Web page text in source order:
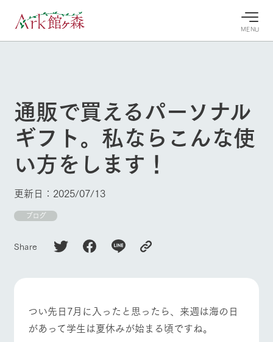
MENU
牧場へ行
く
よく見られている情報
今日の牧
場・営業
案内
本日の営業時間
や牧場の天気、
イベン
ト/フェ
ア
牧場の楽
施設・体験情報
フラワー
ガーデン
動物とふ
れあう
アクティ
ビティ／
ホーム
Ark館ヶ森について
牧場に行く
私たちの取り組み
ArkFarm Wedding
通販で買えるパーソナル
ギフト。私ならこんな使
い方をします！
更新日：2025/07/13
ブログ
Share
つい先日7月に入ったと思ったら、来週は海の日
があって学生は夏休みが始まる頃ですね。